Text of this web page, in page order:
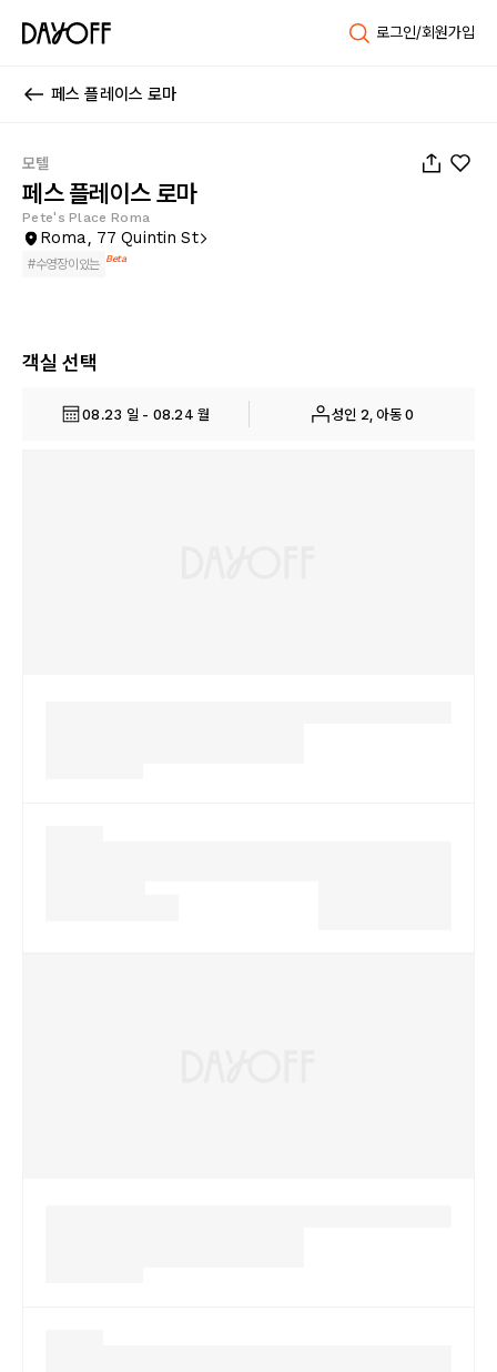
로그인/회원가입
페스 플레이스 로마
모텔
페스 플레이스 로마
Pete's Place Roma
Roma, 77 Quintin St
#수영장이있는 Beta
객실 선택
08.23 일 - 08.24 월 성인 2, 아동 0